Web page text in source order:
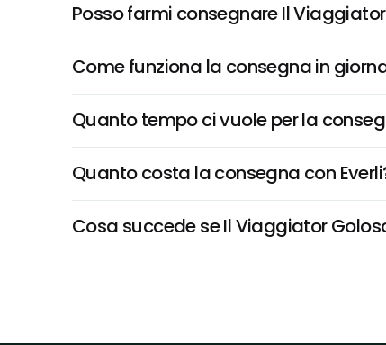
Posso farmi consegnare Il
Come funziona la consegna in
Quanto tempo ci vuole per la
Quanto costa la consegna con
Cosa succede se Il Viaggiator